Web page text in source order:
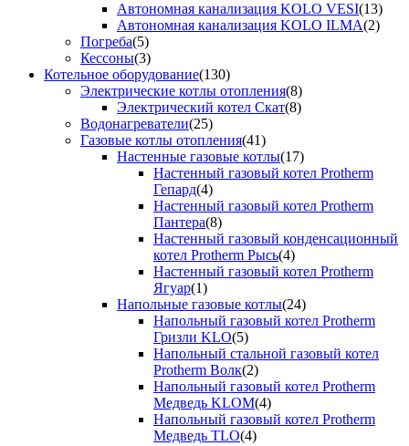
Автономная канализация KOLO VESI(13)
Автономная канализация KOLO ILMA(2)
Погреба(5)
Кессоны(3)
Котельное оборудование(130)
Электрические котлы отопления(8)
Электрический котел Скат(8)
Водонагреватели(25)
Газовые котлы отопления(41)
Настенные газовые котлы(17)
Настенный газовый котел Protherm
Гепард(4)
Настенный газовый котел Protherm
Пантера(8)
Настенный газовый конденсационный
котел Protherm Рысь(4)
Настенный газовый котел Protherm
Ягуар(1)
Напольные газовые котлы(24)
Напольный газовый котел Protherm
Гризли KLO(5)
Напольный стальной газовый котел
Protherm Волк(2)
Напольный газовый котел Protherm
Медведь KLOM(4)
Напольный газовый котел Protherm
Медведь TLO(4)